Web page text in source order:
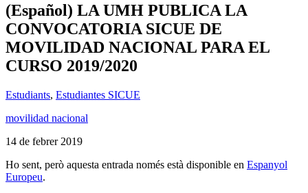
(Español) LA UMH PUBLICA LA
CONVOCATORIA SICUE DE
MOVILIDAD NACIONAL PARA EL
CURSO 2019/2020
Estudiants, Estudiantes SICUE
movilidad nacional
14 de febrer 2019
Ho sent, però aquesta entrada només està disponible en Espanyol
Europeu.